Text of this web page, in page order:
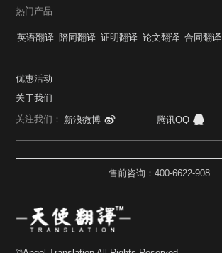
热门产品
英语翻译 陪同翻译 证明翻译 论文翻译 合同翻译
优惠活动
关于我们
关注我们： 新浪微博 腾讯QQ
售前咨询：400-6622-908